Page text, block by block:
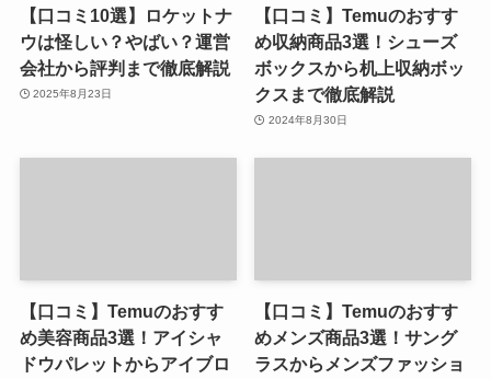
【口コミ10選】ロケットナ
ウは怪しい？やばい？運営
会社から評判まで徹底解説
2025年8月23日
【口コミ】Temuのおすす
め収納商品3選！シューズ
ボックスから机上収納ボッ
クスまで徹底解説
2024年8月30日
【口コミ】Temuのおすす
め美容商品3選！アイシャ
ドウパレットからアイブロ
【口コミ】Temuのおすす
めメンズ商品3選！サング
ラスからメンズファッショ